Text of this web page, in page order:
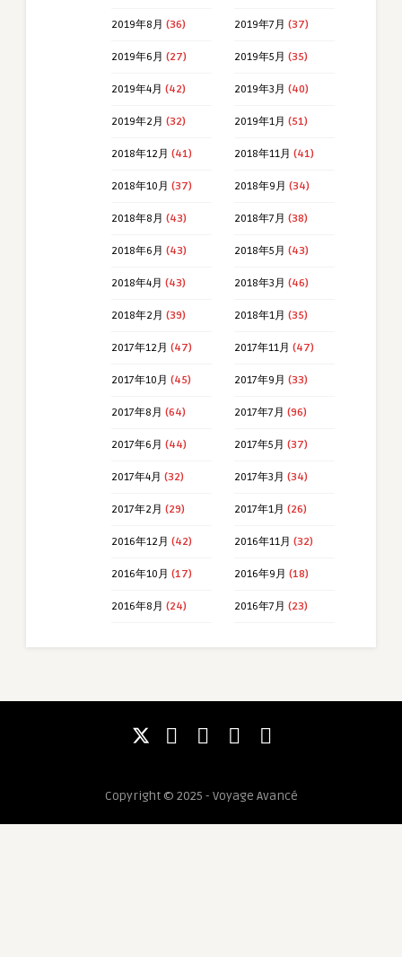
2019年8月 (36) 2019年7月 (37)
2019年6月 (27) 2019年5月 (35)
2019年4月 (42) 2019年3月 (40)
2019年2月 (32) 2019年1月 (51)
2018年12月 (41) 2018年11月 (41)
2018年10月 (37) 2018年9月 (34)
2018年8月 (43) 2018年7月 (38)
2018年6月 (43) 2018年5月 (43)
2018年4月 (43) 2018年3月 (46)
2018年2月 (39) 2018年1月 (35)
2017年12月 (47) 2017年11月 (47)
2017年10月 (45) 2017年9月 (33)
2017年8月 (64) 2017年7月 (96)
2017年6月 (44) 2017年5月 (37)
2017年4月 (32) 2017年3月 (34)
2017年2月 (29) 2017年1月 (26)
2016年12月 (42) 2016年11月 (32)
2016年10月 (17) 2016年9月 (18)
2016年8月 (24) 2016年7月 (23)
Copyright © 2025 - Voyage Avancé